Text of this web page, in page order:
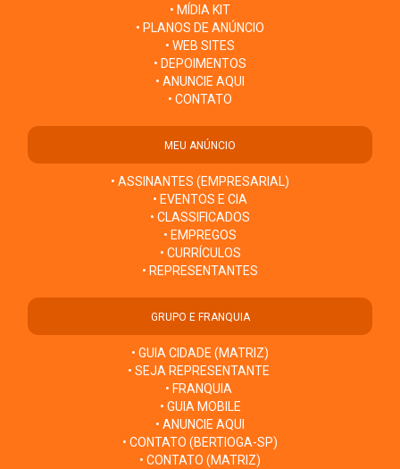
• MÍDIA KIT
• PLANOS DE ANÚNCIO
• WEB SITES
• DEPOIMENTOS
• ANUNCIE AQUI
• CONTATO
MEU ANÚNCIO
• ASSINANTES (EMPRESARIAL)
• EVENTOS E CIA
• CLASSIFICADOS
• EMPREGOS
• CURRÍCULOS
• REPRESENTANTES
GRUPO E FRANQUIA
• GUIA CIDADE (MATRIZ)
• SEJA REPRESENTANTE
• FRANQUIA
• GUIA MOBILE
• ANUNCIE AQUI
• CONTATO (BERTIOGA-SP)
• CONTATO (MATRIZ)